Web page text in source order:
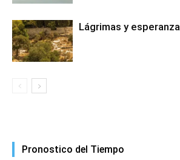
Lágrimas y esperanza
Pronostico del Tiempo